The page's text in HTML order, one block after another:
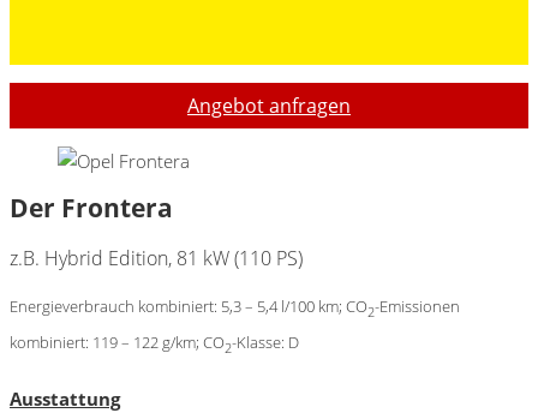
Angebot anfragen
Der Frontera
z.B. Hybrid Edition, 81 kW (110 PS)
Energieverbrauch kombiniert: 5,3 – 5,4 l/100 km; CO2-Emissionen
kombiniert: 119 – 122 g/km; CO2-Klasse: D
Ausstattung